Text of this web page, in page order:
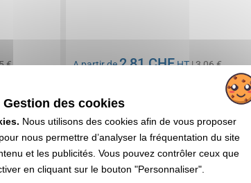
€ A partir de2,81 CHFHT| 3,06 €
En stock: 4 811 articles
DEVIS EXPRESS
CUT
Réf. 00027V0203163
VINGA Set du chef en acier RCS Tara
Gestion des cookies
Nous utilisons des cookies afin de vous proposer
nous permettre d’analyser la fréquentation du site
et les publicités. Vous pouvez contrôler ceux que
en cliquant sur le bouton "Personnaliser".